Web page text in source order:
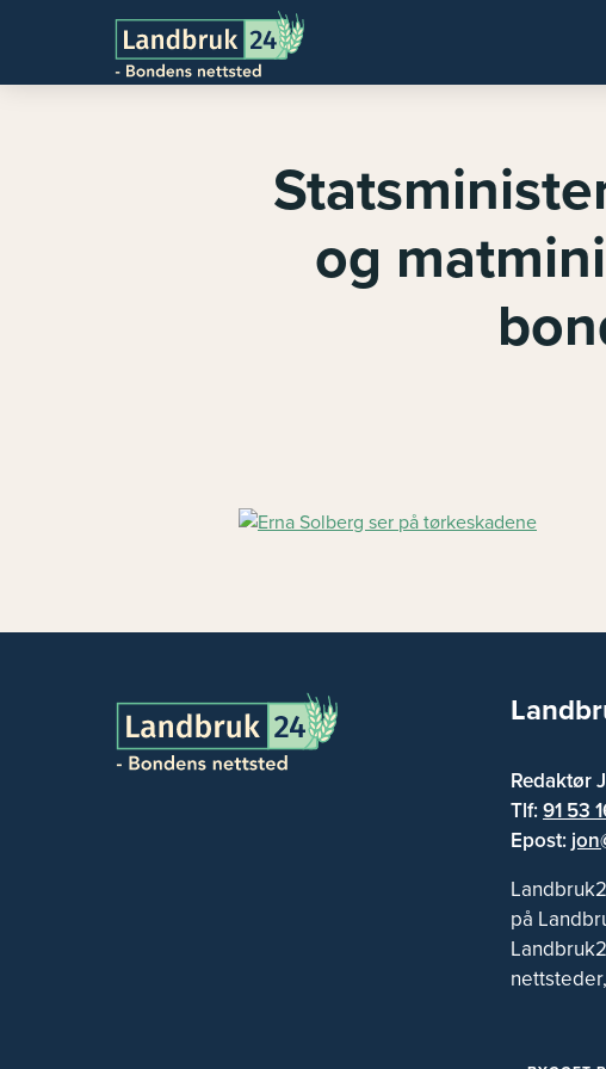
og
Redaktør
Tlf:91 53
Epost:
på